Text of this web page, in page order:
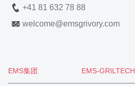
+41 81 632 78 88
welcome@emsgrivory.com
EMS集团 EMS-GRILTECH